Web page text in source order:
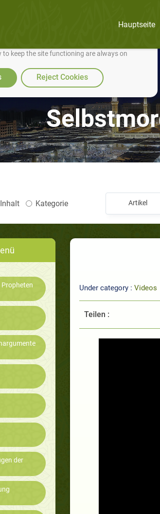
for you and so we can continually improve it.
to keep the site functioning are always on
Reject Cookies
Hauptseite
Inhalt Kategorie Artikel
Propheten
der
Under category : Videos
Teilen :